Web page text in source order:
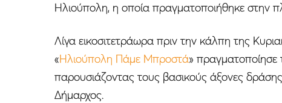
Ηλιούπολη, η οποία πραγματοποιήθηκε στην
Λίγα εικοσιτετράωρα πριν την κάλπη της
«Ηλιούπολη Πάμε Μπροστά» πραγματοποίησε
παρουσιάζοντας τους βασικούς άξονες
Δήμαρχος.